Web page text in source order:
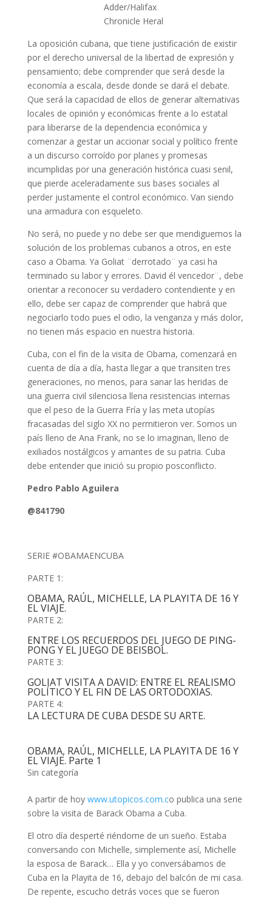
Adder/Halifax
Chronicle Heral
La oposición cubana, que tiene justificación de existir
por el derecho universal de la libertad de expresión y
pensamiento; debe comprender que será desde la
economía a escala, desde donde se dará el debate.
Que será la capacidad de ellos de generar alternativas
locales de opinión y económicas frente a lo estatal
para liberarse de la dependencia económica y
comenzar a gestar un accionar social y político frente
a un discurso corroído por planes y promesas
incumplidas por una generación histórica cuasi senil,
que pierde aceleradamente sus bases sociales al
perder justamente el control económico. Van siendo
una armadura con esqueleto.
No será, no puede y no debe ser que mendiguemos la
solución de los problemas cubanos a otros, en este
caso a Obama. Ya Goliat ¨derrotado¨ ya casi ha
terminado su labor y errores. David él vencedor¨, debe
orientar a reconocer su verdadero contendiente y en
ello, debe ser capaz de comprender que habrá que
negociarlo todo pues el odio, la venganza y más dolor,
no tienen más espacio en nuestra historia.
Cuba, con el fin de la visita de Obama, comenzará en
cuenta de día a día, hasta llegar a que transiten tres
generaciones, no menos, para sanar las heridas de
una guerra civil silenciosa llena resistencias internas
que el peso de la Guerra Fría y las meta utopías
fracasadas del siglo XX no permitieron ver. Somos un
país lleno de Ana Frank, no se lo imaginan, lleno de
exiliados nostálgicos y amantes de su patria. Cuba
debe entender que inició su propio posconflicto.
Pedro Pablo Aguilera
@841790
SERIE #OBAMAENCUBA
PARTE 1:
OBAMA, RAÚL, MICHELLE, LA PLAYITA DE 16 Y
EL VIAJE.
PARTE 2:
ENTRE LOS RECUERDOS DEL JUEGO DE PING-
PONG Y EL JUEGO DE BEISBOL.
PARTE 3:
GOLIAT VISITA A DAVID: ENTRE EL REALISMO
POLÍTICO Y EL FIN DE LAS ORTODOXIAS.
PARTE 4:
LA LECTURA DE CUBA DESDE SU ARTE.
OBAMA, RAÚL, MICHELLE, LA PLAYITA DE 16 Y
EL VIAJE. Parte 1
Sin categoría
A partir de hoy www.utopicos.com.co publica una serie
sobre la visita de Barack Obama a Cuba.
El otro día desperté riéndome de un sueño. Estaba
conversando con Michelle, simplemente así, Michelle
la esposa de Barack… Ella y yo conversábamos de
Cuba en la Playita de 16, debajo del balcón de mi casa.
De repente, escucho detrás voces que se fueron